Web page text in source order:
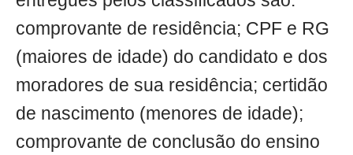
comprovante de residência; CPF e RG
(maiores de idade) do candidato e dos
moradores de sua residência; certidão
de nascimento (menores de idade);
comprovante de conclusão do ensino